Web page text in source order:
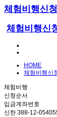
체험비행신청
체험비행신
HOME
체험비행신
체험비행
신청순서
입금계좌번호
신한 388-12-